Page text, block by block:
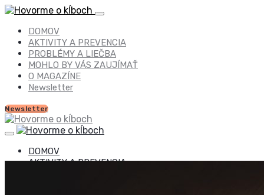
DOMOV
AKTIVITY A PREVENCIA
PROBLÉMY A LIEČBA
MOHLO BY VÁS ZAUJÍMAŤ
O MAGAZÍNE
Newsletter
Newsletter
DOMOV
AKTIVITY A PREVENCIA